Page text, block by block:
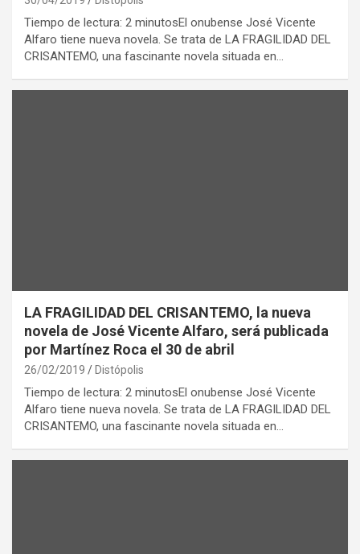
Tiempo de lectura: 2 minutosEl onubense José Vicente
Alfaro tiene nueva novela. Se trata de LA FRAGILIDAD DEL
CRISANTEMO, una fascinante novela situada en…
LA FRAGILIDAD DEL CRISANTEMO, la nueva
novela de José Vicente Alfaro, será publicada
por Martínez Roca el 30 de abril
26/02/2019 Distópolis
Tiempo de lectura: 2 minutosEl onubense José Vicente
Alfaro tiene nueva novela. Se trata de LA FRAGILIDAD DEL
CRISANTEMO, una fascinante novela situada en…